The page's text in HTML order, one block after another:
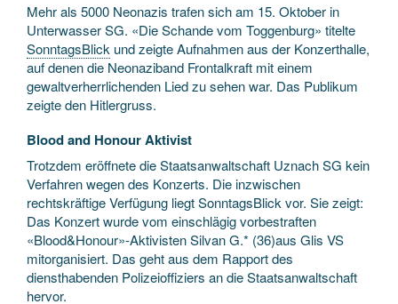
Mehr als 5000 Neonazis trafen sich am 15. Oktober in
Unterwasser SG. «Die Schande vom Toggenburg» titelte
SonntagsBlick und zeigte Aufnahmen aus der Konzerthalle,
auf denen die Neonaziband Frontalkraft mit ­einem
gewaltverherrlichenden Lied zu sehen war. Das Publikum
zeigte den Hitlergruss.
Blood and Honour Aktivist
Trotzdem eröffnete die Staatsanwaltschaft Uznach SG kein
Verfahren wegen des Konzerts. Die inzwischen
rechtskräftige Verfügung liegt SonntagsBlick vor. Sie zeigt:
Das Konzert wurde vom einschlägig vorbestraften
«Blood&Honour»-Aktivisten Silvan G.* (36)aus Glis VS
mitorganisiert. Das geht aus dem Rapport des
diensthabenden Polizeioffiziers an die Staatsanwaltschaft
hervor.